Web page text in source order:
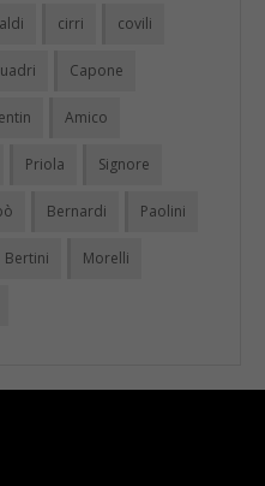
cirri covili
Capone
Amico
Priola Signore
Bernardi Paolini
Bertini Morelli